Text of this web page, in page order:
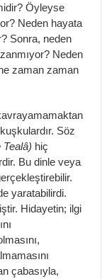
Öyleyse
Neden hayata
Sonra, neden
Neden
zaman zaman
Söz
hiç
Bu dinle veya
yaratabilirdi.
Hidayetin; ilgi
çabasıyla,